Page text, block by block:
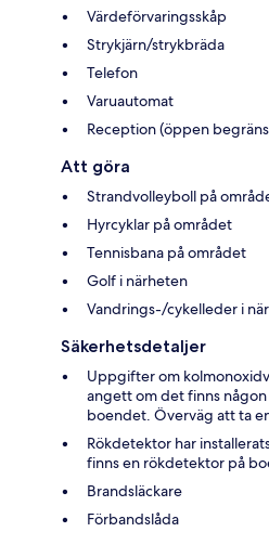
Värdeförvaringsskåp
Strykjärn/strykbräda
Telefon
Varuautomat
Reception (öppen
Att göra
Strandvolleyboll på
Hyrcyklar på området
Tennisbana på området
Golf i närheten
Vandrings-/cykelleder i
Säkerhetsdetaljer
Uppgifter om
angett om det finns
boendet. Överväg att ta
Rökdetektor har
finns en rökdetektor på
Brandsläckare
Förbandslåda